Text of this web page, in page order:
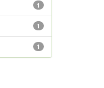
1
1
1